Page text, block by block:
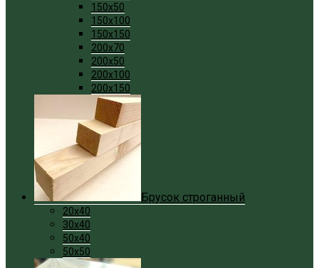
150x50
150x100
150x150
200x70
200x50
200x100
200x150
Брусок строганный
20x40
30x40
50x40
50x50